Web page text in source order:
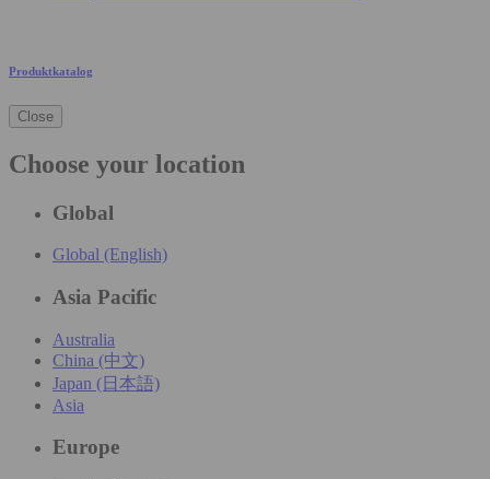
Produktkatalog
Close
Choose your location
Global
Global (English)
Asia Pacific
Australia
China (中文)
Japan (日本語)
Asia
Europe